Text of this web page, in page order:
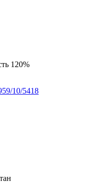
120%
10/5418